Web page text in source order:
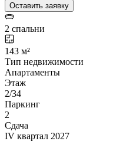
Оставить заявку
2 спальни
143 м²
Тип недвижимости
Апартаменты
Этаж
2/34
Паркинг
2
Сдача
IV квартал 2027